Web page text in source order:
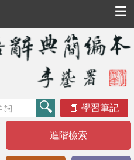
☰
學習筆記
進階檢索